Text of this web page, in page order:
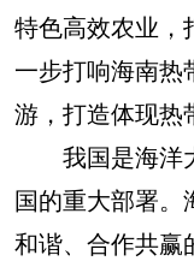
特色高效农业，
一步打响海南热
游，打造体现热
我国是海洋
国的重大部署。
和谐、合作共赢